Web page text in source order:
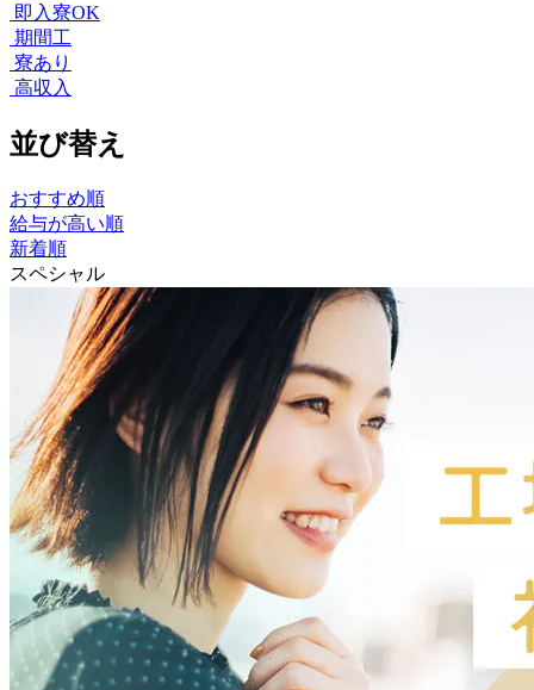
即入寮OK
期間工
寮あり
高収入
並び替え
おすすめ順
給与が高い順
新着順
スペシャル